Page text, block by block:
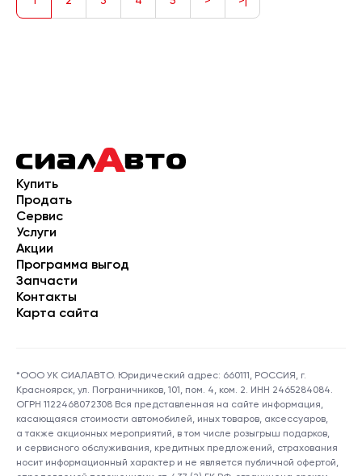
Купить
Продать
Сервис
Услуги
Акции
Программа выгод
Запчасти
Контакты
Карта сайта
*ООО УК СИАЛАВТО. Юридический адрес: 660111, РОССИЯ, г.
Красноярск, ул. Пограничников, 101, пом. 4, ком. 2. ИНН 2465284084.
ОГРН 1122468072308 Вся представленная на сайте информация,
касающаяся стоимости автомобилей, иных товаров, аксессуаров,
а также акционных мероприятий, в том числе розыгрыш подарков,
и сервисного обслуживания, кредитных предложений, страхования
носит информационный характер и не является публичной офертой,